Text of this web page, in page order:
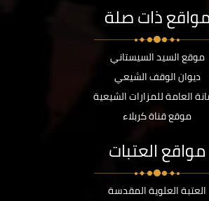
مواقع ذات صلة
موقع السيد السيستاني
ديوان الوقف الشيعي
العامة للمزارات الشيعية
موقع قناة كربلاء
مواقع العتبات
العتبة العلوية المقدسة